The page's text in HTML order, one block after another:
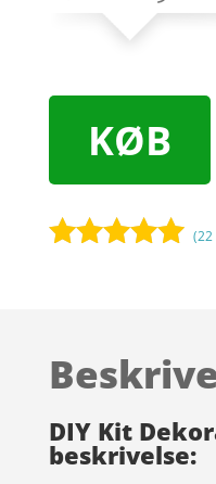
KØB
kundebedøm
(22
DIY Kit
beskrivelse: